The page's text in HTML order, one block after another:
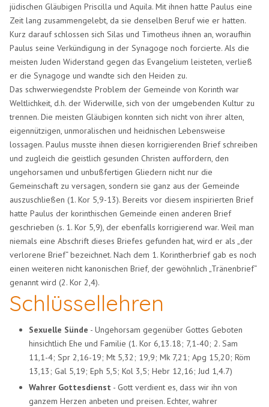
jüdischen Gläubigen Priscilla und Aquila. Mit ihnen hatte Paulus eine
Zeit lang zusammengelebt, da sie denselben Beruf wie er hatten.
Kurz darauf schlossen sich Silas und Timotheus ihnen an, woraufhin
Paulus seine Verkündigung in der Synagoge noch forcierte. Als die
meisten Juden Widerstand gegen das Evangelium leisteten, verließ
er die Synagoge und wandte sich den Heiden zu.
Das schwerwiegendste Problem der Gemeinde von Korinth war
Weltlichkeit, d.h. der Widerwille, sich von der umgebenden Kultur zu
trennen. Die meisten Gläubigen konnten sich nicht von ihrer alten,
eigennützigen, unmoralischen und heidnischen Lebensweise
lossagen. Paulus musste ihnen diesen korrigierenden Brief schreiben
und zugleich die geistlich gesunden Christen auffordern, den
ungehorsamen und unbußfertigen Gliedern nicht nur die
Gemeinschaft zu versagen, sondern sie ganz aus der Gemeinde
auszuschließen (1. Kor 5,9-13). Bereits vor diesem inspirierten Brief
hatte Paulus der korinthischen Gemeinde einen anderen Brief
geschrieben (s. 1. Kor 5,9), der ebenfalls korrigierend war. Weil man
niemals eine Abschrift dieses Briefes gefunden hat, wird er als „der
verlorene Brief“ bezeichnet. Nach dem 1. Korintherbrief gab es noch
einen weiteren nicht kanonischen Brief, der gewöhnlich „Tränenbrief“
genannt wird (2. Kor 2,4).
Schlüssellehren
Sexuelle Sünde - Ungehorsam gegenüber Gottes Geboten
hinsichtlich Ehe und Familie (1. Kor 6,13.18; 7,1-40; 2. Sam
11,1-4; Spr 2,16-19; Mt 5,32; 19,9; Mk 7,21; Apg 15,20; Röm
13,13; Gal 5,19; Eph 5,5; Kol 3,5; Hebr 12,16; Jud 1,4.7)
Wahrer Gottesdienst - Gott verdient es, dass wir ihn von
ganzem Herzen anbeten und preisen. Echter, wahrer